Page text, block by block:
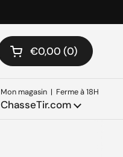
Ouvrir le panier
Mon panier Total:
€0,00 0
produit dans votre
Mon magasin | Ferme à 18H
ChasseTir.com